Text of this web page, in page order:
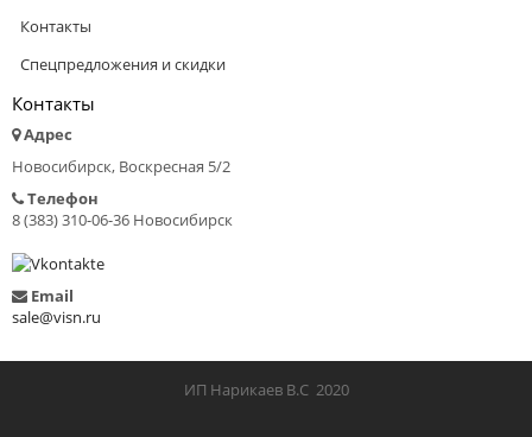
Контакты
Спецпредложения и скидки
Контакты
Адрес
Новосибирск, Воскресная 5/2
Телефон
8 (383) 310-06-36 Новосибирск
Email
sale@visn.ru
ИП Нарикаев В.С 2020